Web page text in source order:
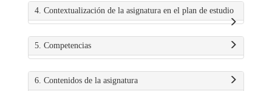
4. Contextualización de la asignatura en el plan de estudio
5. Competencias
6. Contenidos de la asignatura